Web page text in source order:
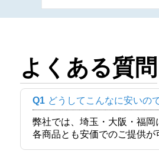
よくある質問
Q1 どうしてこんなに安いの
弊社では、埼玉・大阪・福
各商品とも安価でのご提供が